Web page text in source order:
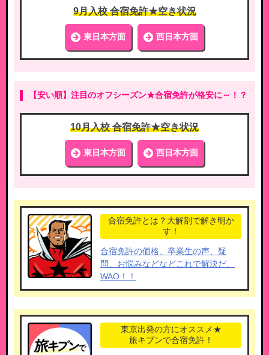
9月入校 合宿免許★空き状況
東日本方面 西日本方面
【安い順】注目のオフシーズン★合宿免許が格安に～！？
10月入校 合宿免許★空き状況
東日本方面 西日本方面
合宿免許とは？大解剖で解き明か
す！
合宿免許の価格、卒業生の声、疑
問、お悩みなどなどこれで解決だ、
WAO！！
東京出発の方にオススメ★
旅キブンで合宿免許！